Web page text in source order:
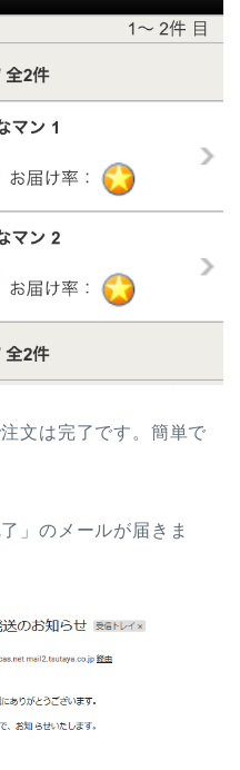
文は完了です。簡単で
」のメールが届きま